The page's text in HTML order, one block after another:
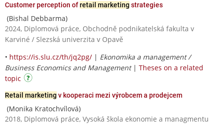
Customer perception ofretail marketing strategies
(Bishal Debbarma)
2024, Diplomová práce, Obchodně podnikatelská fakulta v
Karviné / Slezská univerzita v Opavě
• https://is.slu.cz/th/jq2pg/ | Ekonomika a management /
Business Economics and Management| Theses on a related
topic
Retail marketing v kooperaci mezi výrobcem a prodejcem
(Monika Kratochvílová)
2018, Diplomová práce, Vysoká škola ekonomie a managmentu